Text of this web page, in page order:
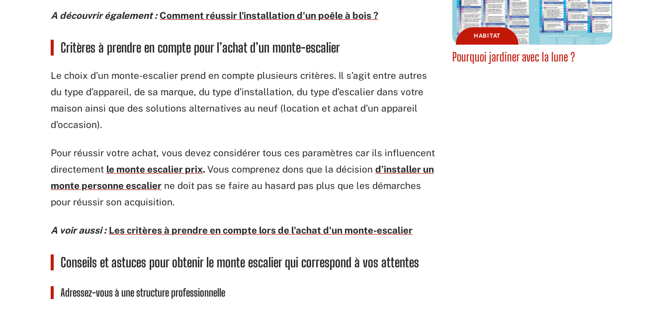
A découvrir également : Comment réussir l'installation d'un poêle à bois ?
Critères à prendre en compte pour l’achat d’un monte-escalier
Le choix d’un monte-escalier prend en compte plusieurs critères. Il s’agit entre autres
du type d’appareil, de sa marque, du type d’installation, du type d’escalier dans votre
maison ainsi que des solutions alternatives au neuf (location et achat d’un appareil
d’occasion).
Pour réussir votre achat, vous devez considérer tous ces paramètres car ils influencent
directement le monte escalier prix. Vous comprenez dons que la décision d’installer un
monte personne escalier ne doit pas se faire au hasard pas plus que les démarches
pour réussir son acquisition.
A voir aussi : Les critères à prendre en compte lors de l'achat d'un monte-escalier
Conseils et astuces pour obtenir le monte escalier qui correspond à vos attentes
Adressez-vous à une structure professionnelle
HABITAT
Pourquoi jardiner avec la lune ?